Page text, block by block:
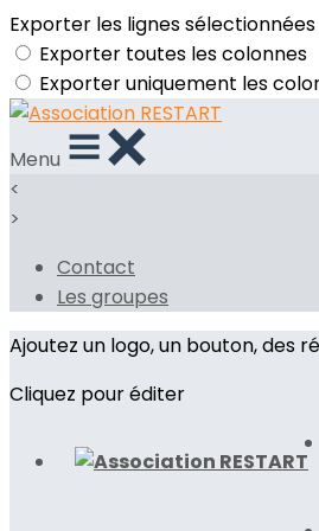
Exporter les lignes sélectionnées
Exporter toutes les colonnes
Exporter uniquement les
Menu
<
>
Contact
Les groupes
Ajoutez un logo, un bouton, des
Cliquez pour éditer